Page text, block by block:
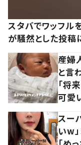
スタバでワッフル
が騒然とした投稿
産婦
と言
「将
可愛
スー
いw